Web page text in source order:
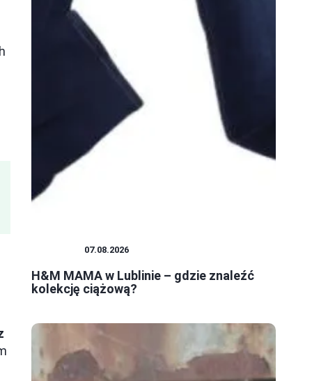
07.08.2026
H&M MAMA w Lublinie – gdzie znaleźć
kolekcję ciążową?